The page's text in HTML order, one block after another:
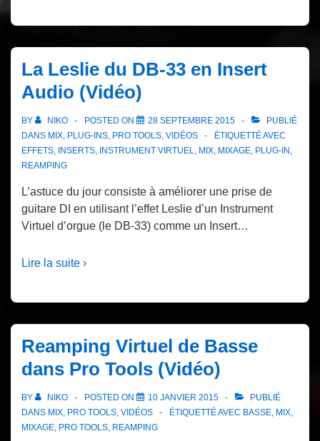
Plug-
in
CLA
–
Waves
La Leslie du DB-33 en Insert
Audio (Vidéo)
BY NIKO POSTED ON 28 SEPTEMBRE 2015
PUBLIÉ
DANS MIX, PLUG-INS, PRO TOOLS, VIDÉOS
ÉTIQUETTÉ AVEC
EFFETS, INSERTS, INSTRUMENT VIRTUEL, MIX, MIXAGE, PLUG-IN ,
REAMPING
L’astuce du jour consiste à améliorer une prise de
guitare DI en utilisant l’effet Leslie d’un Instrument
Virtuel d’orgue (le DB-33) comme un Insert…
Lire la suite ›
Reamping Virtuel de Basse
dans Pro Tools (Vidéo)
BY NIKO POSTED ON 10 JANVIER 2015
PUBLIÉ
DANS MIX, PRO TOOLS, VIDÉOS ÉTIQUETTÉ AVEC BASSE, MIX,
MIXAGE, PRO TOOLS, REAMPING